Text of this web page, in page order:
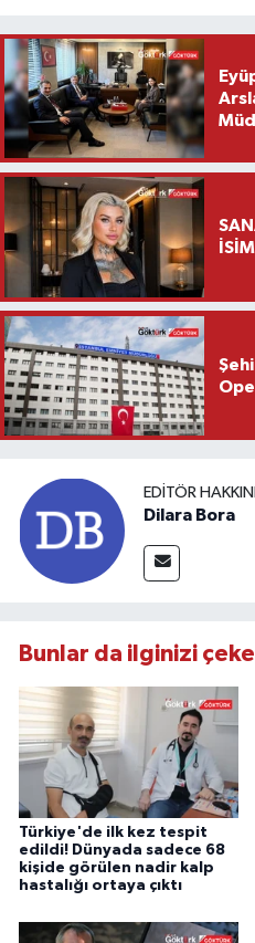
EDITÖR
Dilara Bora
Bunlar da ilginizi
Türkiye'de ilk kez tespit
edildi! Dünyada sadece 68
kişide görülen nadir kalp
hastalığı ortaya çıktı